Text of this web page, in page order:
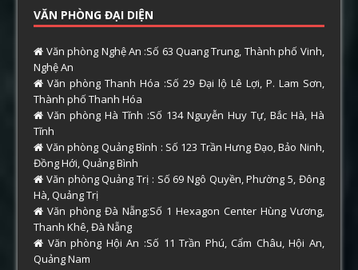
VĂN PHÒNG ĐẠI DIỆN
Văn phòng Nghệ An :Số 63 Quang Trung, Thành phố Vinh,
Nghệ An
Văn phòng Thanh Hóa :Số 29 Đại lộ Lê Lợi, P. Lam Sơn,
Thành phố Thanh Hóa
Văn phòng Hà Tĩnh :Số 134 Nguyễn Huy Tự, Bắc Hà, Hà
Tĩnh
Văn phòng Quảng Bình : Số 123 Trần Hưng Đạo, Bảo Ninh,
Đồng Hới, Quảng Bình
Văn phòng Quảng Trị : Số 69 Ngô Quyền, Phường 5, Đông
Hà, Quảng Trị
Văn phòng Đà Nẵng:Số 1 Hexagon Center Hùng Vương,
Thanh Khê, Đà Nẵng
Văn phòng Hội An :Số 11 Trần Phú, Cẩm Châu, Hội An,
Quảng Nam